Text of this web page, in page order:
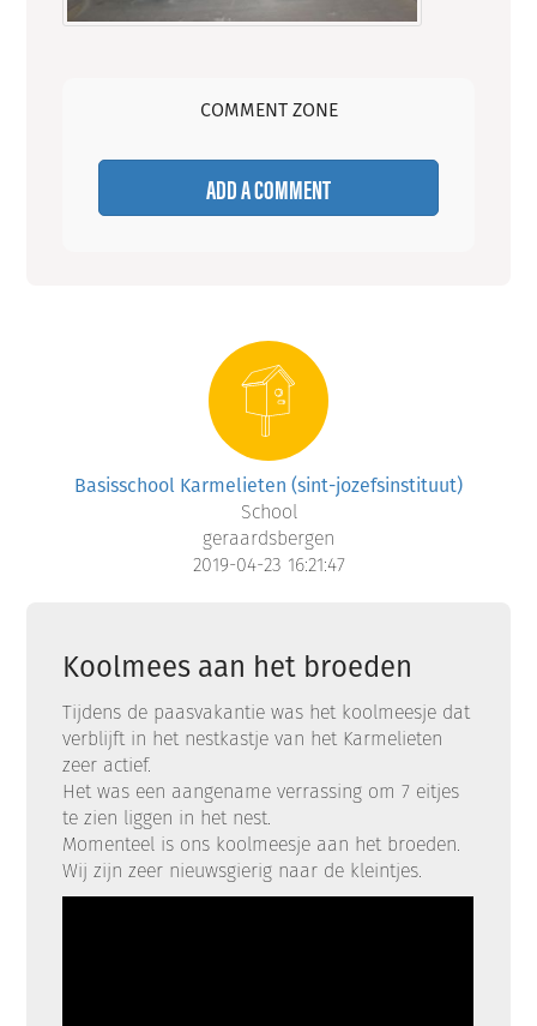
COMMENT ZONE
ADD A COMMENT
Basisschool Karmelieten (sint-jozefsinstituut)
School
geraardsbergen
2019-04-23 16:21:47
Koolmees aan het broeden
Tijdens de paasvakantie was het koolmeesje dat
verblijft in het nestkastje van het Karmelieten
zeer actief.
Het was een aangename verrassing om 7 eitjes
te zien liggen in het nest.
Momenteel is ons koolmeesje aan het broeden.
Wij zijn zeer nieuwsgierig naar de kleintjes.